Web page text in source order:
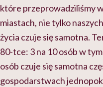
które przeprowadziliśmy
miastach, nie tylko
życia czuje się samotna.
80-tce: 3 na 10 osób w
osób czuje się samotna
gospodarstwach